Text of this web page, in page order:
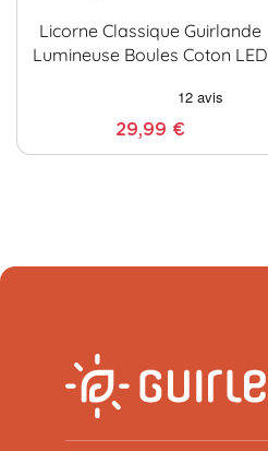
Licorne Classique Guirlande
Lumineuse Boules Coton LED
29,99 €